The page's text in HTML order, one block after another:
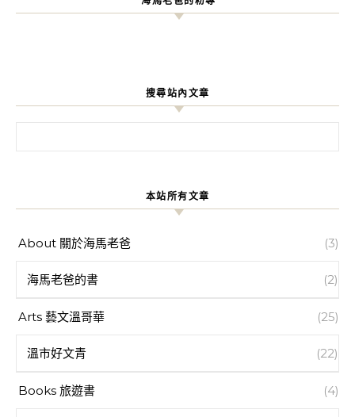
搜尋站內文章
本站所有文章
About 關於海馬老爸 (3)
海馬老爸的書 (2)
Arts 藝文溫哥華 (25)
溫市好文青 (22)
Books 旅遊書 (4)